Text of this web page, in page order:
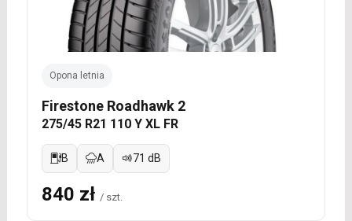
Opona letnia
Firestone Roadhawk 2
275/45 R21 110 Y XL FR
B A 71 dB
840 zł / szt.